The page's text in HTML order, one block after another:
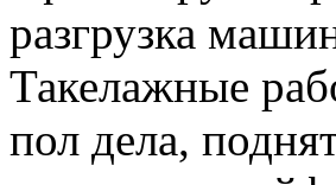
разгрузка
Такелажные
пол дела,